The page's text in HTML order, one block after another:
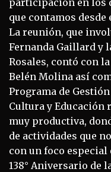
que contamos
La reunión, que
Fernanda Gaillard y
Rosales, contó con
Belén Molina así
Programa de
Cultura y Educación
muy productiva,
de actividades que
con un foco
138° Aniversario de